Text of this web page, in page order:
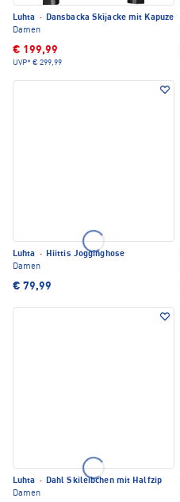
Luhta · Dansbacka Skijacke mit Kapuze
Damen
€ 199,99
UVP* € 299,99
Luhta · Hiittis Jogginghose
Damen
€ 79,99
Luhta · Dahl Skileibchen mit Halfzip
Damen